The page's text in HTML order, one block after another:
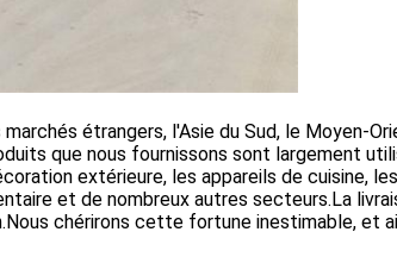
étrangers, l'Asie du Sud, le Moyen-
que nous fournissons sont largement
extérieure, les appareils de cuisine,
et de nombreux autres secteurs.La
chérirons cette fortune inestimable, et